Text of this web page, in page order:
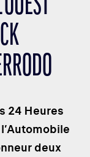
24 Heures
deux